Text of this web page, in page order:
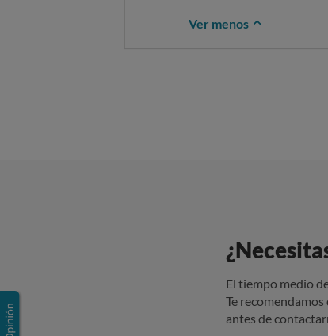
Ver menos
El tiempo medio
Te recomendamos
antes de